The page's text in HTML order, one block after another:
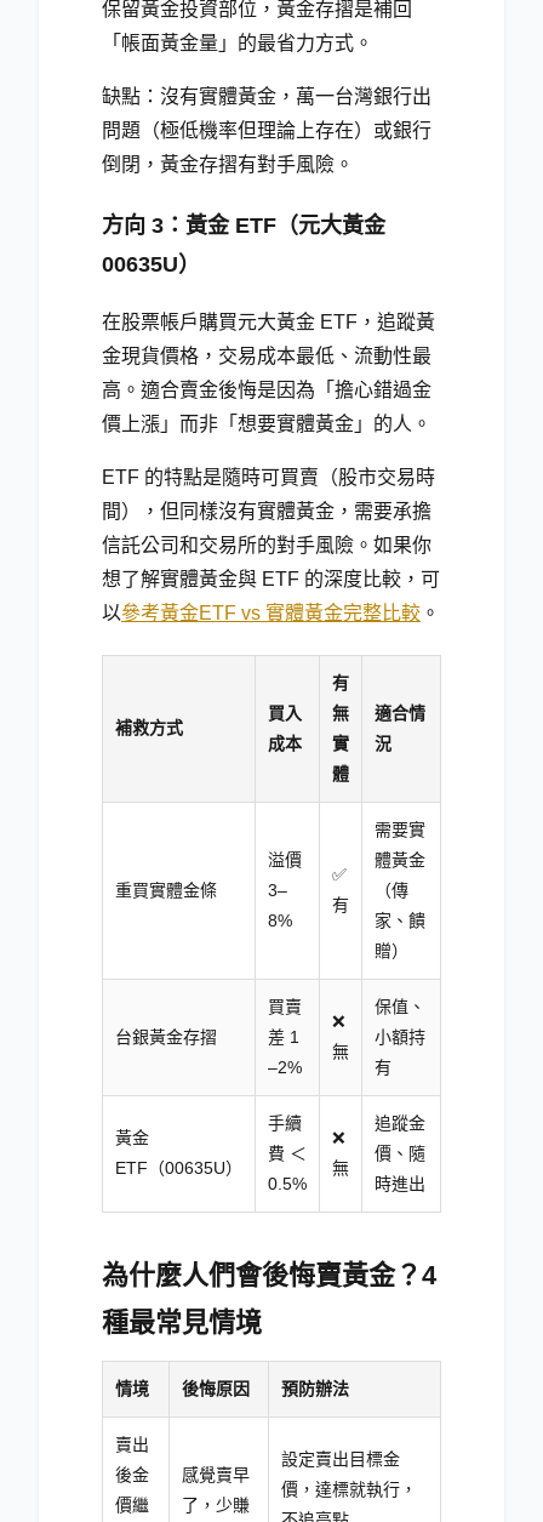
保留黃金投資部位，黃金存摺是補回
「帳面黃金量」的最省力方式。
缺點：沒有實體黃金，萬一台灣銀行出
問題（極低機率但理論上存在）或銀行
倒閉，黃金存摺有對手風險。
方向 3：黃金 ETF（元大黃金
00635U）
在股票帳戶購買元大黃金 ETF，追蹤黃
金現貨價格，交易成本最低、流動性最
高。適合賣金後悔是因為「擔心錯過金
價上漲」而非「想要實體黃金」的人。
ETF 的特點是隨時可買賣（股市交易時
間），但同樣沒有實體黃金，需要承擔
信託公司和交易所的對手風險。如果你
想了解實體黃金與 ETF 的深度比較，可
以參考黃金ETF vs 實體黃金完整比較 。
補救方式
買入
成本
有
無
實
體
適合情
況
重買實體金條
溢價
3–
8%
✅
有
需要實
體黃金
（傳
家、饋
贈）
台銀黃金存摺
買賣
差 1
–2%
❌
無
保值、
小額持
有
黃金
ETF（00635U）
手續
費 ＜
0.5%
❌
無
追蹤金
價、隨
時進出
為什麼人們會後悔賣黃金？4
種最常見情境
情境 後悔原因 預防辦法
賣出
後金
價繼
感覺賣早
了，少賺
設定賣出目標金
價，達標就執行，